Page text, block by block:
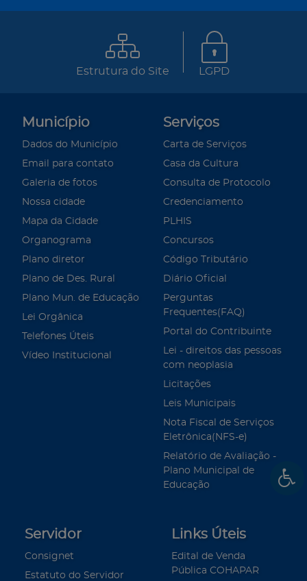
Estrutura do Site LGPD
Município
Dados do Município
Email para contato
Galeria de fotos
Nossa cidade
Mapa da Cidade
Organograma
Plano diretor
Plano de Des. Rural
Plano Mun. de Educação
Lei Orgânica
Telefones Úteis
Vídeo Institucional
Serviços
Carta de Serviços
Casa da Cultura
Consulta de Protocolo
Credenciamento
PLHIS
Concursos
Código Tributário
Diário Oficial
Perguntas
Frequentes(FAQ)
Portal do Contribuinte
Lei - direitos das pessoas
com neoplasia
Licitações
Leis Municipais
Nota Fiscal de Serviços
Eletrônica(NFS-e)
Relatório de Avaliação -
Plano Municipal de
Educação
Servidor
Consignet
Estatuto do Servidor
Links Úteis
Edital de Venda
Pública COHAPAR